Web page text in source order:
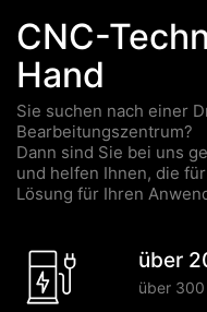
CNC-
Hand
Sie suchen nach einer
Bearbeitungszentrum?
Dann sind Sie bei uns
und helfen Ihnen, die
Lösung für Ihren
über
über